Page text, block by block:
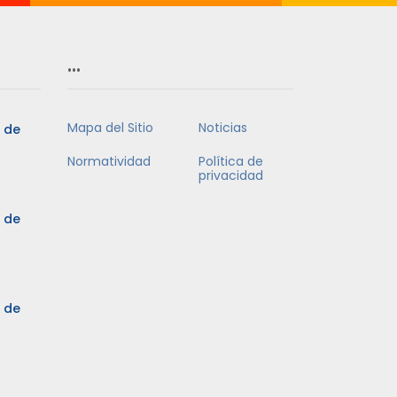
de
de
de
…
Mapa del Sitio
Noticias
Normatividad
Política de
privacidad